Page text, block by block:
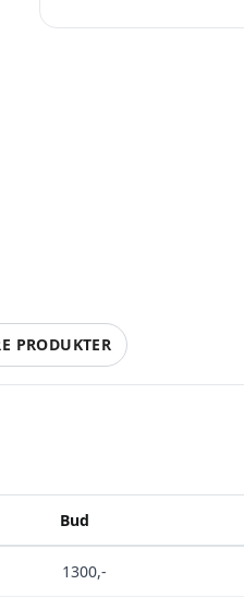
PRODUKTER
Bud
1300,-